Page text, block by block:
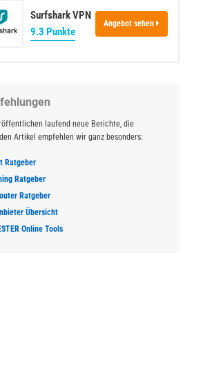
Surfshark VPN
9.3 Punkte
Angebot sehen
laufend neue Berichte, die
Artikel empfehlen wir ganz besonders:
Ratgeber
Ratgeber
Ratgeber
Übersicht
Online Tools